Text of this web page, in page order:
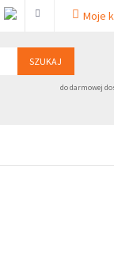
Moje
SZUKAJ
do darmowej